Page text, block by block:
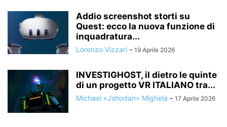
Addio screenshot storti su
Quest: ecco la nuova funzione di
inquadratura...
Lorenzo Vizzari - 19 Aprile 2026
INVESTIGHOST, il dietro le quinte
di un progetto VR ITALIANO tra...
Michael «Jshodan» Mighela - 17 Aprile 2026